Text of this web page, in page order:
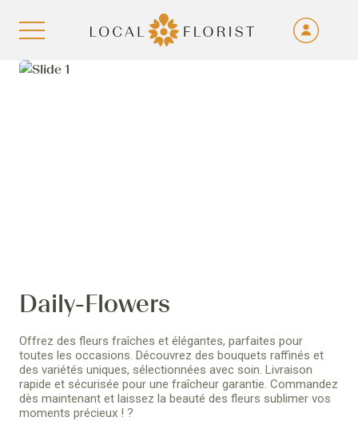
Aller au contenu
Daily-Flowers
Offrez des fleurs fraîches et élégantes, parfaites pour
toutes les occasions. Découvrez des bouquets raffinés et
des variétés uniques, sélectionnées avec soin. Livraison
rapide et sécurisée pour une fraîcheur garantie. Commandez
dès maintenant et laissez la beauté des fleurs sublimer vos
moments précieux ! ?